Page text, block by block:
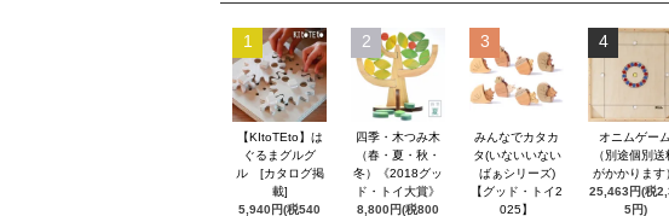
1
【KItoTEto】は
ぐるまグルグ
ル [カタログ掲
載]
5,940円(税540
2
四季・木つみ木
（春・夏・秋・
冬）《2018グッ
ド・トイ大賞》
8,800円(税800
3
みんなでカタカ
タ(いないいない
ばぁシリーズ)
【グッド・トイ2
025】
4
オニムゲーム
（別途個別送
がかかります
25,463円(税
5円)